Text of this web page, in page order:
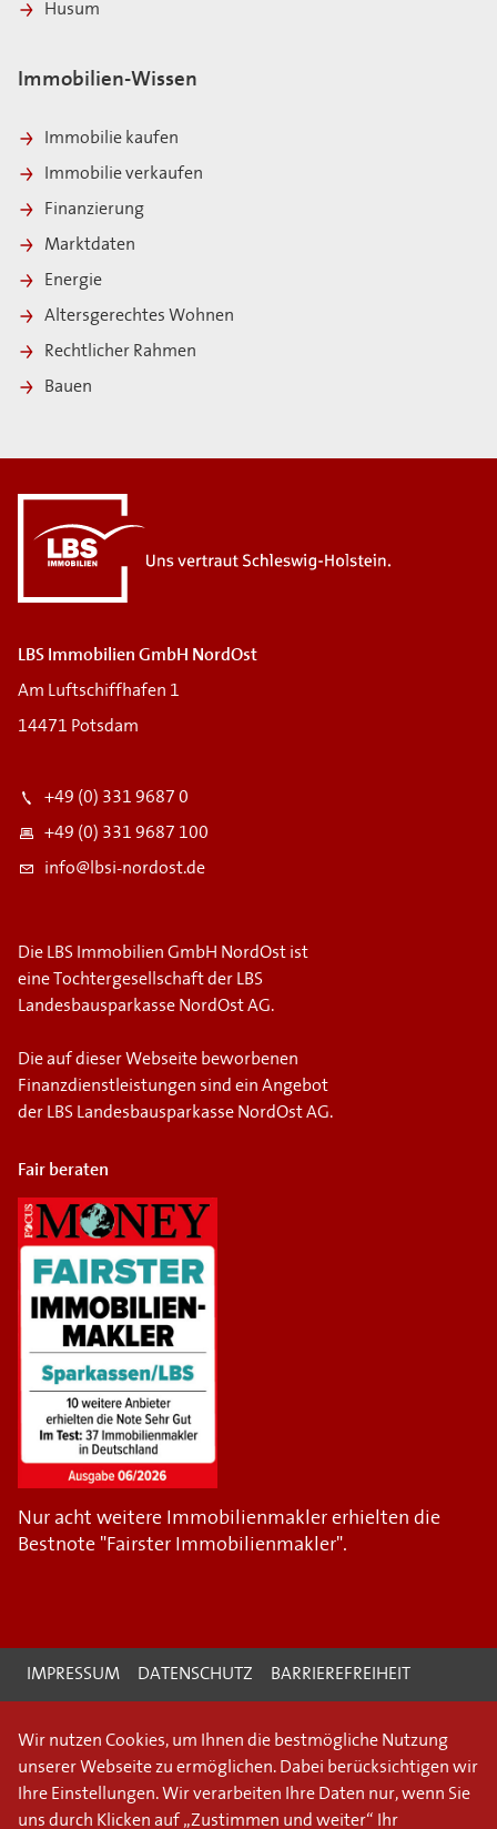
Husum
Immobilien-Wissen
Immobilie kaufen
Immobilie verkaufen
Finanzierung
Marktdaten
Energie
Altersgerechtes Wohnen
Rechtlicher Rahmen
Bauen
LBS Immobilien GmbH NordOst
Am Luftschiffhafen 1
14471 Potsdam
+49 (0) 331 9687 0
+49 (0) 331 9687 100
info@lbsi-nordost.de
Die LBS Immobilien GmbH NordOst ist
eine Tochtergesellschaft der LBS
Landesbausparkasse NordOst AG.
Die auf dieser Webseite beworbenen
Finanzdienstleistungen sind ein Angebot
der LBS Landesbausparkasse NordOst AG.
Fair beraten
Nur acht weitere Immobilienmakler erhielten die
Bestnote "Fairster Immobilienmakler".
IMPRESSUM DATENSCHUTZ BARRIEREFREIHEIT
Wir nutzen Cookies, um Ihnen die bestmögliche Nutzung
unserer Webseite zu ermöglichen. Dabei berücksichtigen wir
Ihre Einstellungen. Wir verarbeiten Ihre Daten nur, wenn Sie
uns durch Klicken auf „Zustimmen und weiter“ Ihr